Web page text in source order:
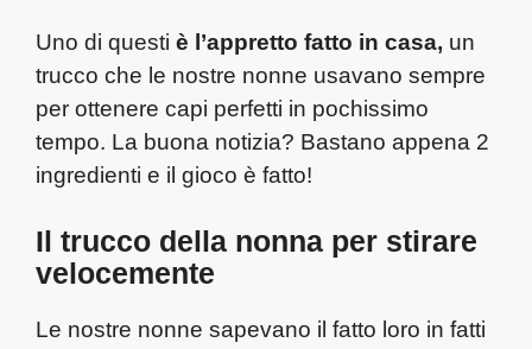
Uno di questi è l’appretto fatto in casa, un
trucco che le nostre nonne usavano sempre
per ottenere capi perfetti in pochissimo
tempo. La buona notizia? Bastano appena 2
ingredienti e il gioco è fatto!
Il trucco della nonna per stirare
velocemente
Le nostre nonne sapevano il fatto loro in fatti